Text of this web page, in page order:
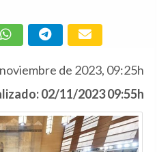
de 2023, 09:25h
02/11/2023 09:55h